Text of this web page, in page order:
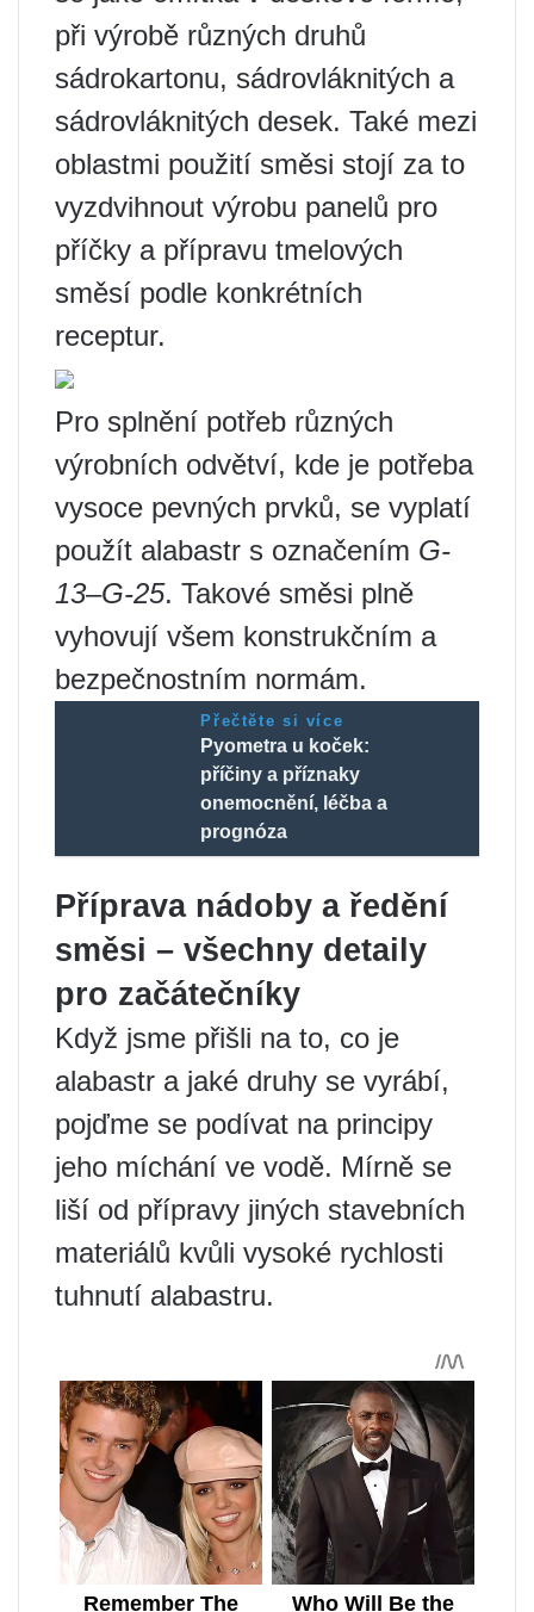
při výrobě různých druhů
sádrokartonu, sádrovláknitých a
sádrovláknitých desek. Také mezi
oblastmi použití směsi stojí za to
vyzdvihnout výrobu panelů pro
příčky a přípravu tmelových
směsí podle konkrétních
receptur.
Pro splnění potřeb různých
výrobních odvětví, kde je potřeba
vysoce pevných prvků, se vyplatí
použít alabastr s označením G-
13–G-25. Takové směsi plně
vyhovují všem konstrukčním a
bezpečnostním normám.
Přečtěte si více
Pyometra u koček:
příčiny a příznaky
onemocnění, léčba a
prognóza
Příprava nádoby a ředění
směsi – všechny detaily
pro začátečníky
Když jsme přišli na to, co je
alabastr a jaké druhy se vyrábí,
pojďme se podívat na principy
jeho míchání ve vodě. Mírně se
liší od přípravy jiných stavebních
materiálů kvůli vysoké rychlosti
tuhnutí alabastru.